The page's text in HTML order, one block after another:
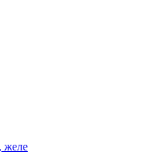
желе